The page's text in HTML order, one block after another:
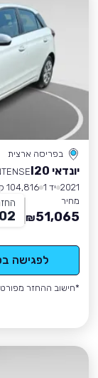
בפריסה ארצית
יונדאי I20
2021 יד 1
104,816 ק״מ
מחיר
51,065
₪
לפגישה
*חישוב ההחזר